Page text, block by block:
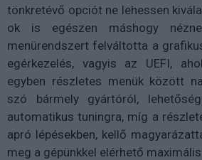
tönkretévő opciót ne lehessen
ok is egészen máshogy
menürendszert felváltotta a
egérkezelés, vagyis az UEFI,
egyben részletes menük között
szó bármely gyártóról,
automatikus tuningra, míg a
apró lépésekben, kellő
meg a gépünkkel elérhető